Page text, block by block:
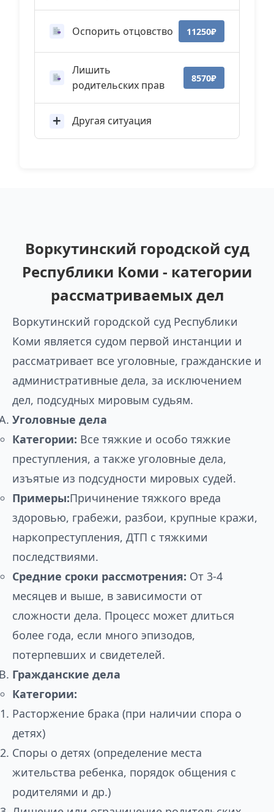
Оспорить отцовство 11250₽
Лишить
родительских прав
8570₽
Другая ситуация
Воркутинский городской суд
Республики Коми - категории
рассматриваемых дел
Воркутинский городской суд Республики
Коми является судом первой инстанции и
рассматривает все уголовные, гражданские и
административные дела, за исключением
дел, подсудных мировым судьям.
Уголовные дела
Категории: Все тяжкие и особо тяжкие
преступления, а также уголовные дела,
изъятые из подсудности мировых судей.
Примеры:Причинение тяжкого вреда
здоровью, грабежи, разбои, крупные кражи,
наркопреступления, ДТП с тяжкими
последствиями.
Средние сроки рассмотрения: От 3-4
месяцев и выше, в зависимости от
сложности дела. Процесс может длиться
более года, если много эпизодов,
потерпевших и свидетелей.
Гражданские дела
Категории:
Расторжение брака (при наличии спора о
детях)
Споры о детях (определение места
жительства ребенка, порядок общения с
родителями и др.)